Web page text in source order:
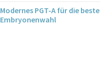
Modernes PGT-A für die beste
Embryonenwahl